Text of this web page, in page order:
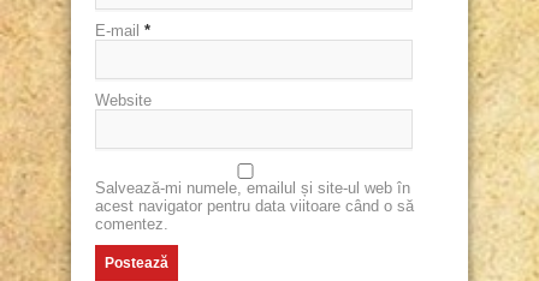
E-mail *
Website
Salvează-mi numele, emailul și site-ul web în
acest navigator pentru data viitoare când o să
comentez.